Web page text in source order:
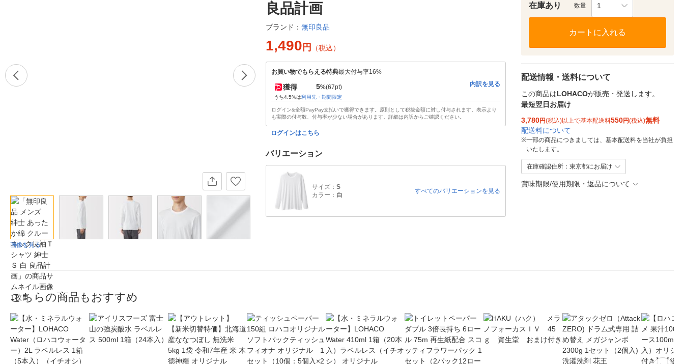
画像を見る
良品計画
ブランド： 無印良品
1,490 円 （税込）
お買い物でもらえる特典最大付与率16%
獲得 5%(67pt)
うち4.5%は利用先・期間限定
内訳を見る
ログイン&全額PayPay支払いで獲得できます。原則として税抜金額に対し付与されます。表示より
も実際の付与数、付与率が少ない場合があります。詳細は内訳からご確認ください。
ログインはこちら
バリエーション
サイズ： S
カラー： 白
すべてのバリエーションを見る
在庫あり 数量 1
カートに入れる
配送情報・送料について
この商品はLOHACOが販売・発送します。
最短翌日お届け
3,780円(税込)以上で基本配送料550円(税込)無料
配送料について
※一部の商品につきましては、基本配送料を当社が負担
いたします。
在庫確認住所：東京都にお届け
賞味期限/使用期限・返品について
こちらの商品もおすすめ